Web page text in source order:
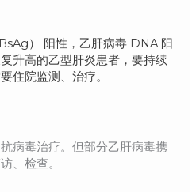
） 阳性，乙肝病毒 DNA 阳
升高的乙型肝炎患者，要持续
住院监测、治疗。
病毒治疗。但部分乙肝病毒携
、检查。